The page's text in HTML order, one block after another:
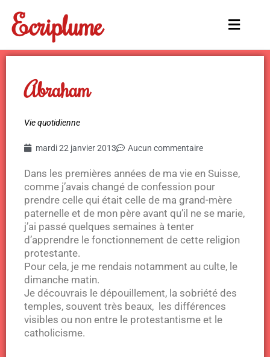
contenu
Ecriplume
Main
Abraham
Vie quotidienne
mardi 22 janvier 2013 Aucun commentaire
Dans les premières années de ma vie en Suisse,
comme j’avais changé de confession pour
prendre celle qui était celle de ma grand-mère
paternelle et de mon père avant qu’il ne se marie,
j’ai passé quelques semaines à tenter
d’apprendre le fonctionnement de cette religion
protestante.
Pour cela, je me rendais notamment au culte, le
dimanche matin.
Je découvrais le dépouillement, la sobriété des
temples, souvent très beaux, les différences
visibles ou non entre le protestantisme et le
catholicisme.